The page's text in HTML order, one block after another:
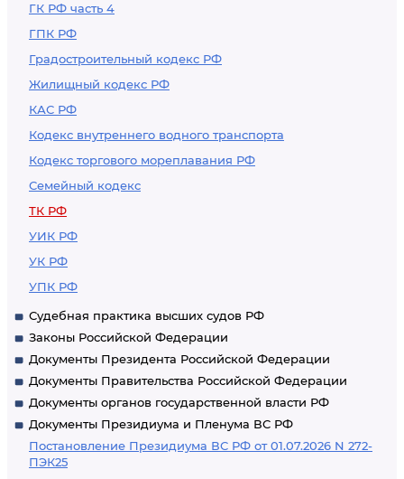
ГК РФ часть 4
ГПК РФ
Градостроительный кодекс РФ
Жилищный кодекс РФ
КАС РФ
Кодекс внутреннего водного транспорта
Кодекс торгового мореплавания РФ
Семейный кодекс
ТК РФ
УИК РФ
УК РФ
УПК РФ
Судебная практика высших судов РФ
Законы Российской Федерации
Документы Президента Российской Федерации
Документы Правительства Российской Федерации
Документы органов государственной власти РФ
Документы Президиума и Пленума ВС РФ
Постановление Президиума ВС РФ от 01.07.2026 N 272-
ПЭК25